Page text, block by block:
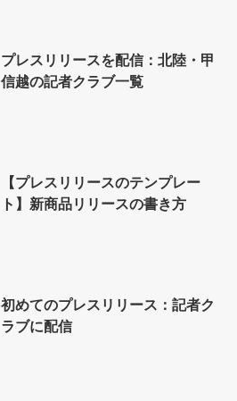
プレスリリースを配信：北陸・甲
信越の記者クラブ一覧
【プレスリリースのテンプレー
ト】新商品リリースの書き方
初めてのプレスリリース：記者ク
ラブに配信